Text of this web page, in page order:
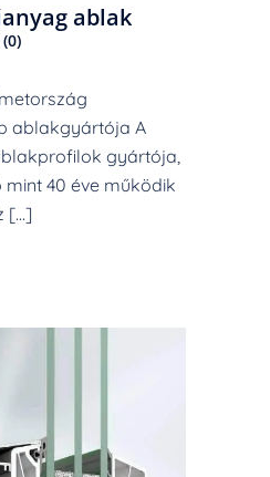
ablak
ablakgyártója A
gyártója,
40 éve működik
[…]